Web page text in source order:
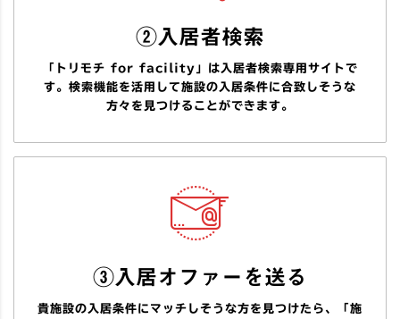
②入居者検索
「トリモチ for facility」は入居者検索専用サイトで
す。検索機能を活用して施設の入居条件に合致しそうな
方々を見つけることができます。
③入居オファーを送る
貴施設の入居条件にマッチしそうな方を見つけたら、「施